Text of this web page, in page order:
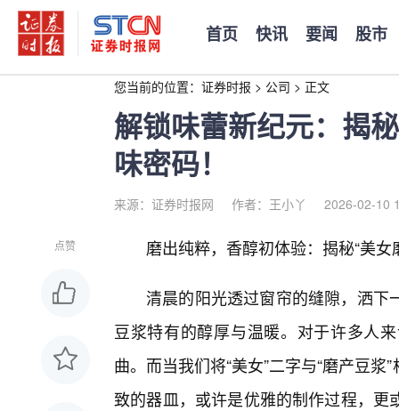
首页 快讯 要闻 股市
您当前的位置： 证券时报 > 公司 > 正文
解锁味蕾新纪元：揭
味密码！
来源：证券时报网 作者：王小丫 2026-02-10
点赞 磨出纯粹，香醇初体验：揭秘“美
清晨的阳光透过窗帘的缝隙，洒下
豆浆特有的醇厚与温暖。对于许多人
曲。而当我们将“美女”二字与“磨产豆
致的器皿，或许是优雅的制作过程，